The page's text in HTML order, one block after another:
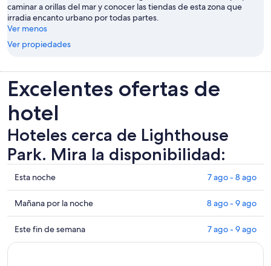
caminar a orillas del mar y conocer las tiendas de esta zona que
irradia encanto urbano por todas partes.
Ver menos
Ver propiedades
Excelentes ofertas de
hotel
Hoteles cerca de Lighthouse
Park. Mira la disponibilidad:
Ver
precios
de
propiedades
cerca
de
Esta noche 7 ago - 8 ago
Ver
precios
de
propiedades
Mañana por la noche 8 ago - 9 ago
Ver
precios
Este fin de semana 7 ago - 9 ago